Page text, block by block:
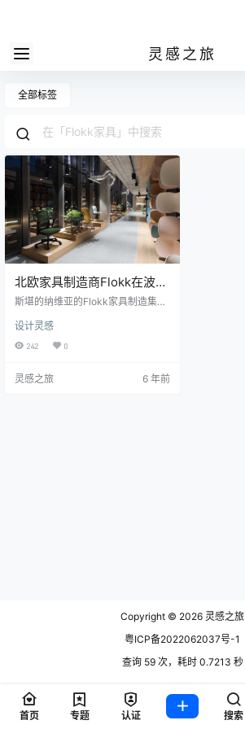
灵感之旅
全部标签
北欧家具制造商Flokk在波兰
华沙开设的陈列室
斯堪的纳维亚的Flokk家具制造集团
份在华沙开设了第一家波兰陈列
室，由mode:lina studio设计。 陈列
育和思想交流的工具，并具有可以
设计灵感
242 0
灵感之旅 6 年前
Copyright © 2026 灵感之旅
粤ICP备2022062037号-1
查询 59 次，耗时 0.7213 秒
首页 专题 认证 搜索